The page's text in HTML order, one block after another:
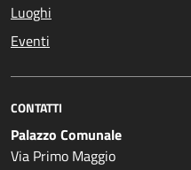
Luoghi
Eventi
CONTATTI
Palazzo Comunale
Via Primo Maggio